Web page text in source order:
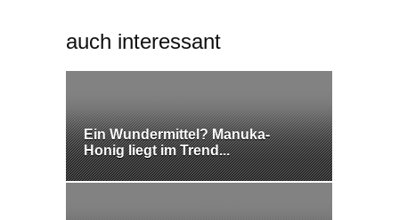
auch interessant
Ein Wundermittel? Manuka-
Honig liegt im Trend...